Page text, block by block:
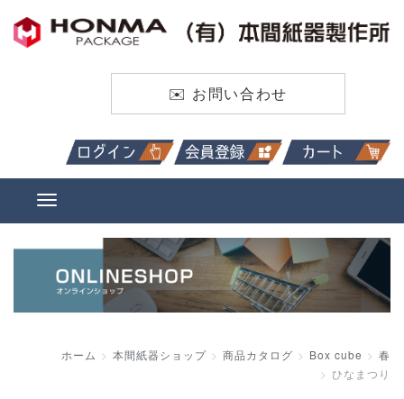
✉️ お問い合わせ
ホーム 本間紙器ショップ 商品カタログ Box cube
春
ひなまつり